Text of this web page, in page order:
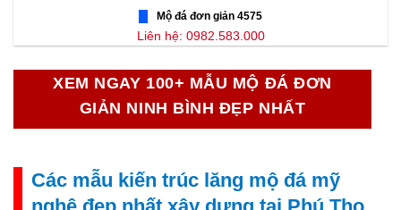
Mộ đá đơn giản 4575
Liên hệ: 0982.583.000
XEM NGAY 100+ MẪU MỘ ĐÁ ĐƠN
GIẢN NINH BÌNH ĐẸP NHẤT
Các mẫu kiến trúc lăng mộ đá mỹ